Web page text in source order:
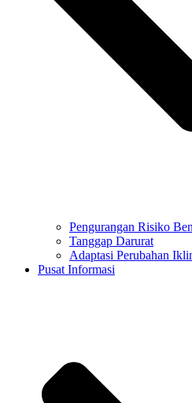
Pengurangan Risiko
Tanggap Darurat
Adaptasi Perubahan
Pusat Informasi